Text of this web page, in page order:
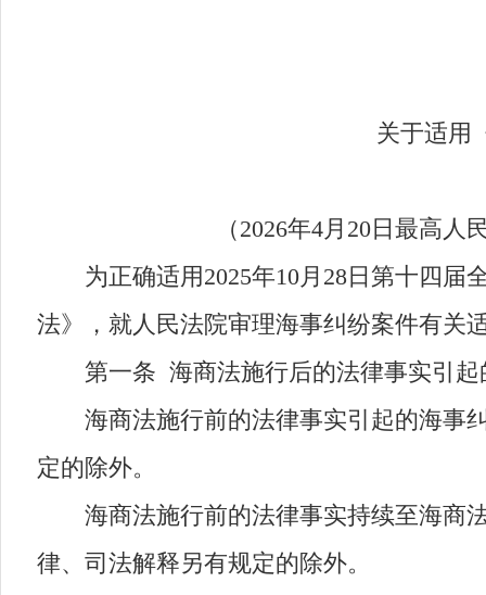
关于适用《
（2026年4月20日最高人民
为正确适用2025年10月28日第十四届
法》，就人民法院审理海事纠纷案件有关
第一条 海商法施行后的法律事实引起
海商法施行前的法律事实引起的海事纠
定的除外。
海商法施行前的法律事实持续至海商法
律、司法解释另有规定的除外。